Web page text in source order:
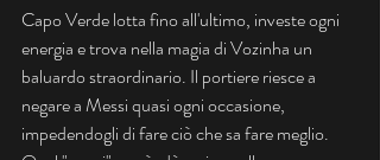
Capo Verde lotta fino all'ultimo, investe ogni
energia e trova nella magia di Vozinha un
baluardo straordinario. Il portiere riesce a
negare a Messi quasi ogni occasione,
impedendogli di fare ciò che sa fare meglio.